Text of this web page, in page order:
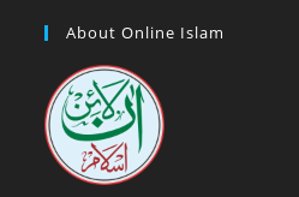
tab
new a
tab
About Online Islam